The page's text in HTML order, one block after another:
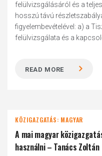
felülvizsgálásáról és a
hosszú távú
figyelembevételével: a) a
felülvizsgálata és a
READ MORE
KÖZIGAZGATÁS: MAGYAR
A mai magyar
használni – Tanács Zoltán